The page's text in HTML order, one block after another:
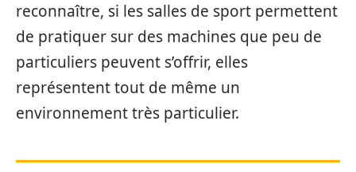
reconnaître, si les salles de sport permettent
de pratiquer sur des machines que peu de
particuliers peuvent s’offrir, elles
représentent tout de même un
environnement très particulier.